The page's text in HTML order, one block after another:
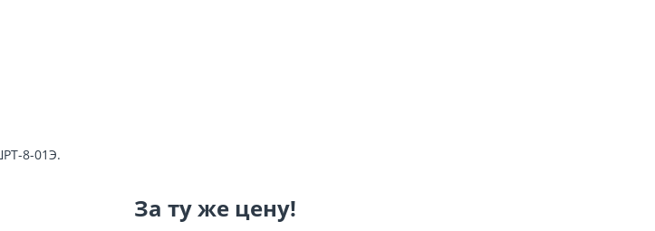
8-01Э.
За ту же цену!